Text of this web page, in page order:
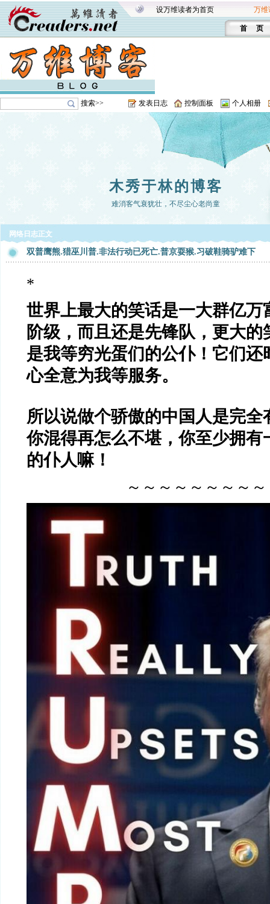
设万维读者为首页 万维
首 页
搜索>> 发表日志 控制面板 个人相册
木秀于林的博客
难消客气衰犹壮，不尽尘心老尚童
网络日志正文
双普鹰熊.猎巫川普.非法行动已死亡.普京耍猴.习破鞋骑驴难下
*
世界上最大的笑话是一大群亿万
阶级，而且还是先锋队，更大的
是我等穷光蛋们的公仆！ 它们还
心全意为我等服务。
所以说做个骄傲的中国人是完全
你混得再怎么不堪，你至少拥有
的仆人嘛！
～～～～～～～～